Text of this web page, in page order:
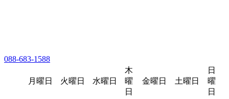
088-683-1588
月曜日 火曜日 水曜日
木
曜
日
金曜日 土曜日
日
曜
日